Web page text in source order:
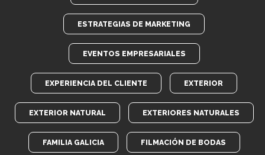
ESTRATEGIAS DE MARKETING
EVENTOS EMPRESARIALES
EXPERIENCIA DEL CLIENTE EXTERIOR
EXTERIOR NATURAL EXTERIORES NATURALES
FAMILIA GALICIA FILMACIÓN DE BODAS